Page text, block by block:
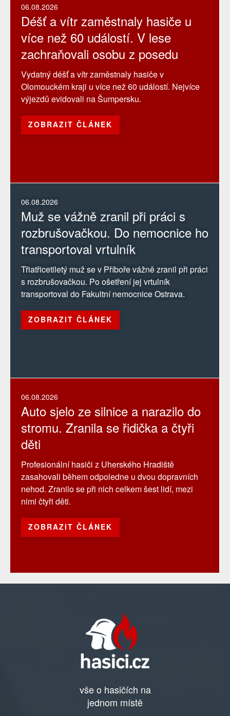
06.08.2026
Muž se vážně zranil při práci s
rozbrušovačkou. Do nemocnice ho
transportoval vrtulník
Třiatřicetiletý muž se v Příboře vážně zranil při práci
s rozbrušovačkou. Po ošetření jej vrtulník
transportoval do Fakultní nemocnice Ostrava.
ZOBRAZIT ČLÁNEK
06.08.2026
Auto sjelo ze silnice a narazilo do
stromu. Zranila se řidička a čtyři
děti
Profesionální hasiči z Uherského Hradiště
zasahovali během odpoledne u dvou dopravních
nehod. Zranilo se při nich celkem šest lidí, mezi
nimi čtyři děti.
ZOBRAZIT ČLÁNEK
06.08.2026
Déšť a vítr zaměstnaly hasiče u
více než 60 událostí. V lese
zachraňovali osobu z posedu
Vydatný déšť a vítr zaměstnaly hasiče v
Olomouckém kraji u více než 60 událostí. Nejvíce
výjezdů evidovali na Šumpersku.
ZOBRAZIT ČLÁNEK
vše o hasičích na
jednom místě